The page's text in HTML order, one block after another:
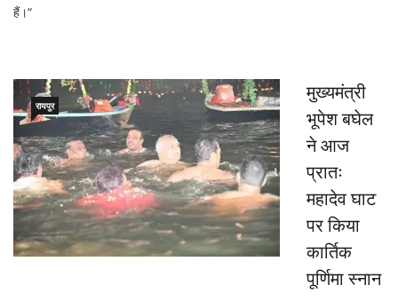
हैं।“
रायपुर
मुख्यमंत्री
भूपेश बघेल
ने आज
प्रातः
महादेव घाट
पर किया
कार्तिक
पूर्णिमा स्नान